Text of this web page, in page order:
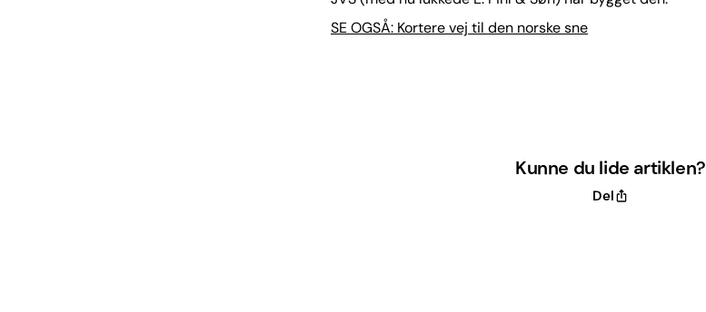
SE OGSÅ: Kortere vej til den norske sne
Kunne du lide artiklen?
Del